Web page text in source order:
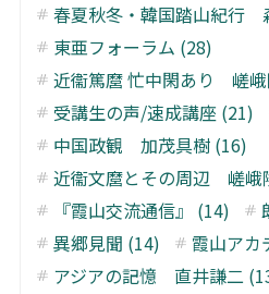
春夏秋冬・韓国踏山紀行
東亜フォーラム (28)
近衞篤麿 忙中閑あり 嵯
受講生の声/速成講座 (21)
中国政観 加茂具樹 (16)
近衞文麿とその周辺 嵯峨
『霞山交流通信』 (14)
異郷見聞 (14)
霞山アカ
アジアの記憶 直井謙二